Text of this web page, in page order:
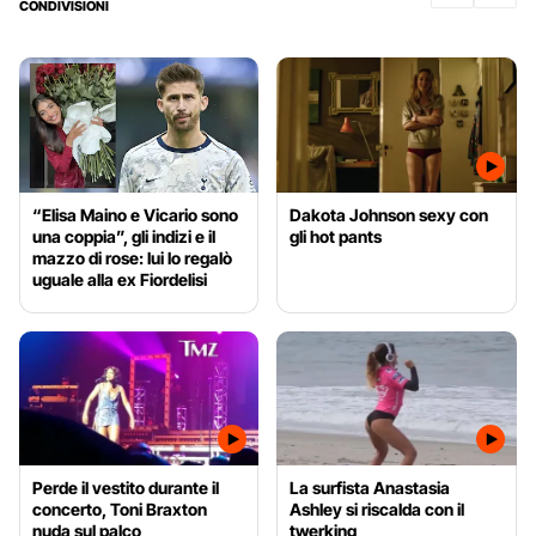
CONDIVISIONI
“Elisa Maino e Vicario sono
una coppia”, gli indizi e il
mazzo di rose: lui lo regalò
uguale alla ex Fiordelisi
Dakota Johnson sexy con
gli hot pants
Perde il vestito durante il
concerto, Toni Braxton
nuda sul palco
La surfista Anastasia
Ashley si riscalda con il
twerking